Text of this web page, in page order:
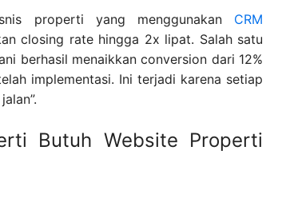
properti yang menggunakan CRM
closing rate hingga 2x lipat. Salah satu
berhasil menaikkan conversion dari 12%
implementasi. Ini terjadi karena setiap
Butuh Website Properti